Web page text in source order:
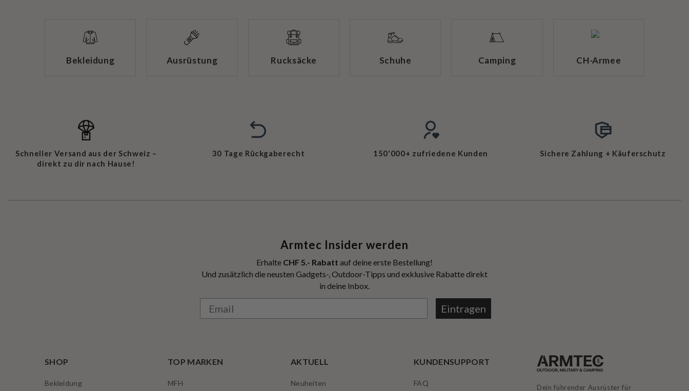
Bekleidung Ausrüstung Rucksäcke Schuhe Camping CH-Armee
Schneller Versand aus der Schweiz –
direkt zu dir nach Hause!
30 Tage Rückgaberecht 150'000+ zufriedene Kunden Sichere Zahlung + Käuferschutz
Armtec Insider werden
Erhalte CHF 5.- Rabatt auf deine erste Bestellung!
Und zusätzlich die neusten Gadgets-, Outdoor-Tipps und exklusive Rabatte direkt
in deine Inbox.
Eintragen
SHOP
Bekleidung
TOP MARKEN
MFH
AKTUELL
Neuheiten
KUNDENSUPPORT
FAQ
Dein führender Ausrüster für